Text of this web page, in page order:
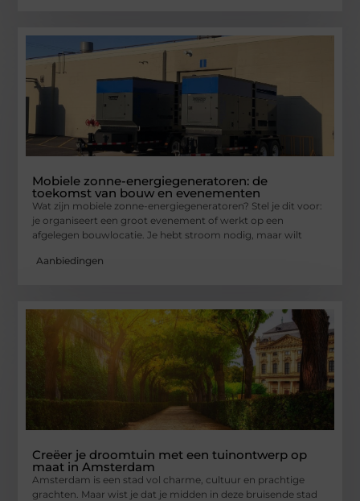
Mobiele zonne-energiegeneratoren: de
toekomst van bouw en evenementen
Wat zijn mobiele zonne-energiegeneratoren? Stel je dit voor:
je organiseert een groot evenement of werkt op een
afgelegen bouwlocatie. Je hebt stroom nodig, maar wilt
Aanbiedingen
Creëer je droomtuin met een tuinontwerp op
maat in Amsterdam
Amsterdam is een stad vol charme, cultuur en prachtige
grachten. Maar wist je dat je midden in deze bruisende stad